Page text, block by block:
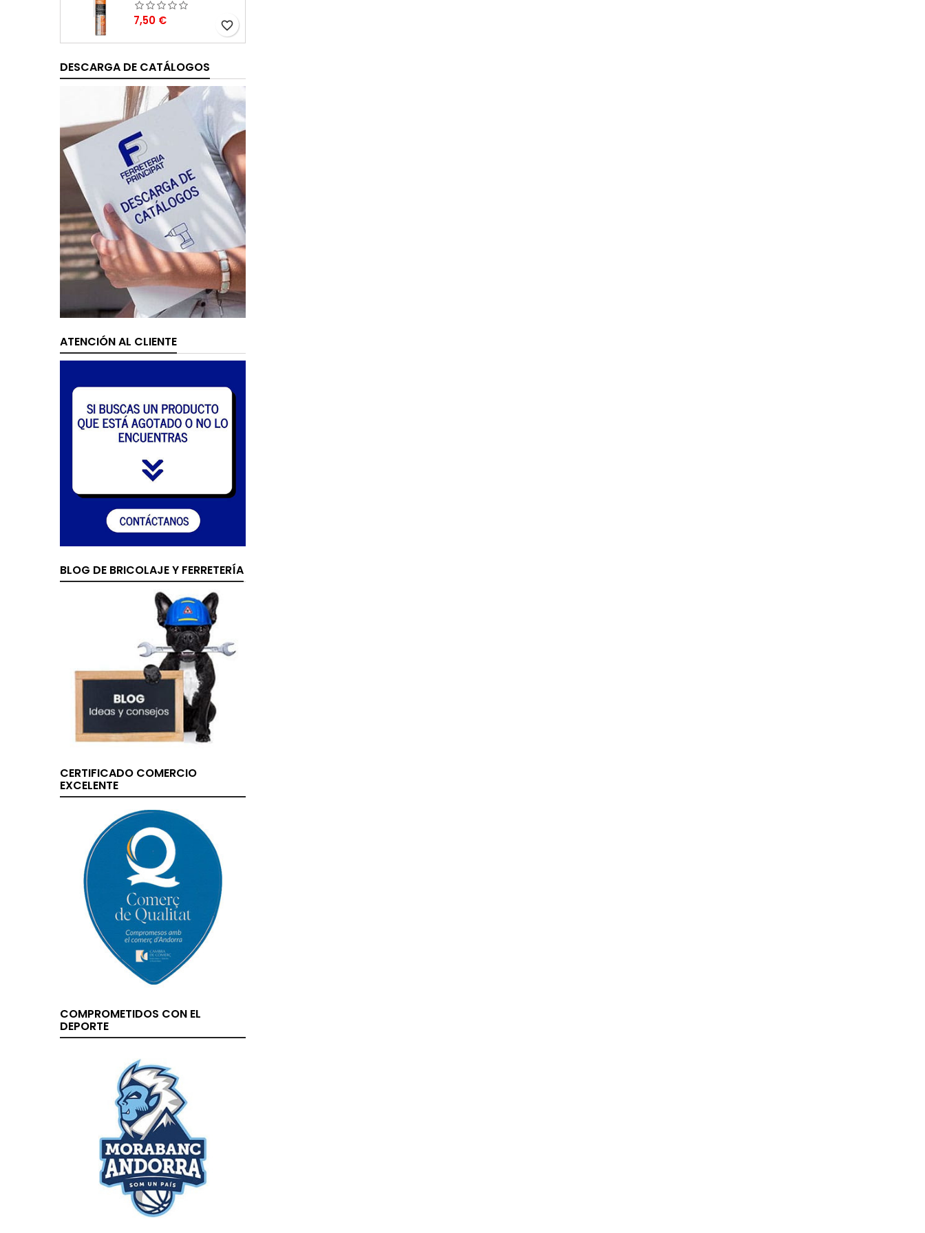
Precio
7,50 € favorite_border
DESCARGA DE CATÁLOGOS
ATENCIÓN AL CLIENTE
BLOG DE BRICOLAJE Y FERRETERÍA
CERTIFICADO COMERCIO
EXCELENTE
COMPROMETIDOS CON EL
DEPORTE